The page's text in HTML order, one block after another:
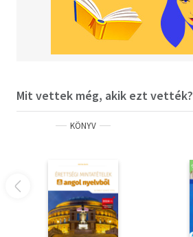
Mit vettek még, akik ezt vették?
KÖNYV